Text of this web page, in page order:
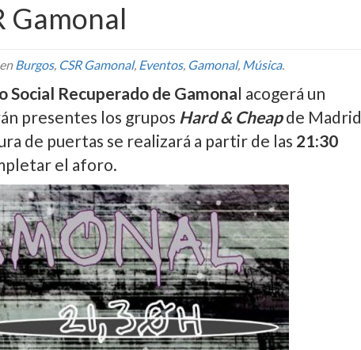
Gamonal
Burgos, CSR Gamonal, Eventos, Gamonal, Música.
Social Recuperado de Gamonal acogerá un
presentes los grupos Hard & Cheapde Madrid
de puertas se realizará a partir de las 21:30
el aforo.